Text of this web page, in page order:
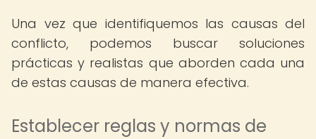
Una vez que identifiquemos las causas del
conflicto, podemos buscar soluciones
prácticas y realistas que aborden cada una
de estas causas de manera efectiva.
Establecer reglas y normas de